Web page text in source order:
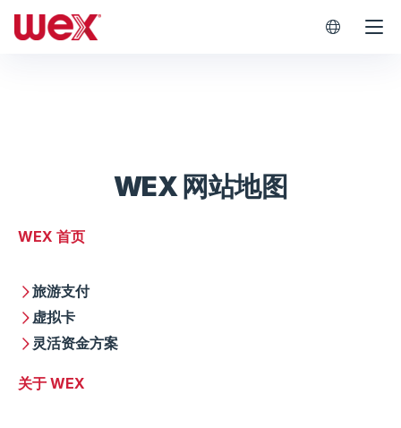
WEX 网站地图
WEX 首页
旅游支付
虚拟卡
灵活资金方案
关于 WEX